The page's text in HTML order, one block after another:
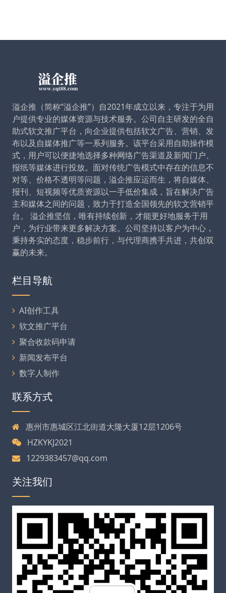
溢企推（简称“溢企推”）自2021年成立以来，专注于为用
户提供专业的媒体资源与技术服务。公司自主研发的全自
助式软文推广平台，向企业提供包括软文广告、营销、发
布以及自媒体推广等一系列服务。该平台采用自助操作模
式，用户可以便捷地选择多种网络广告渠道及新闻门户、
报纸等媒体进行投放。面对传统广告模式中存在的信息不
对等、价格不透明等问题，溢企推应运而生，将自媒体、
报刊、短视频等优质资源以一手低价集成，旨在解决广告
主和媒体之间的问题，致力于打造全国领先的软文营销平
台。 溢企推坚信，唯有持续创新，才能更好地服务于用
户，为行业带来更多解决方案。公司坚持以客户为中心，
秉持务实的态度，稳步前行，与代理商携手共进，共创双
赢的未来。
栏目导航
AI创作工具
软文推广平台
聚合收款码申请
新闻发布平台
数字人制作
联系方式
惠州市惠城区江北街道大隆大厦12层1206号
HZKYKJ2021
1229383457@qq.com
关注我们